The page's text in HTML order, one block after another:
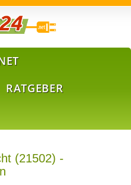
RATGEBER
(21502) -